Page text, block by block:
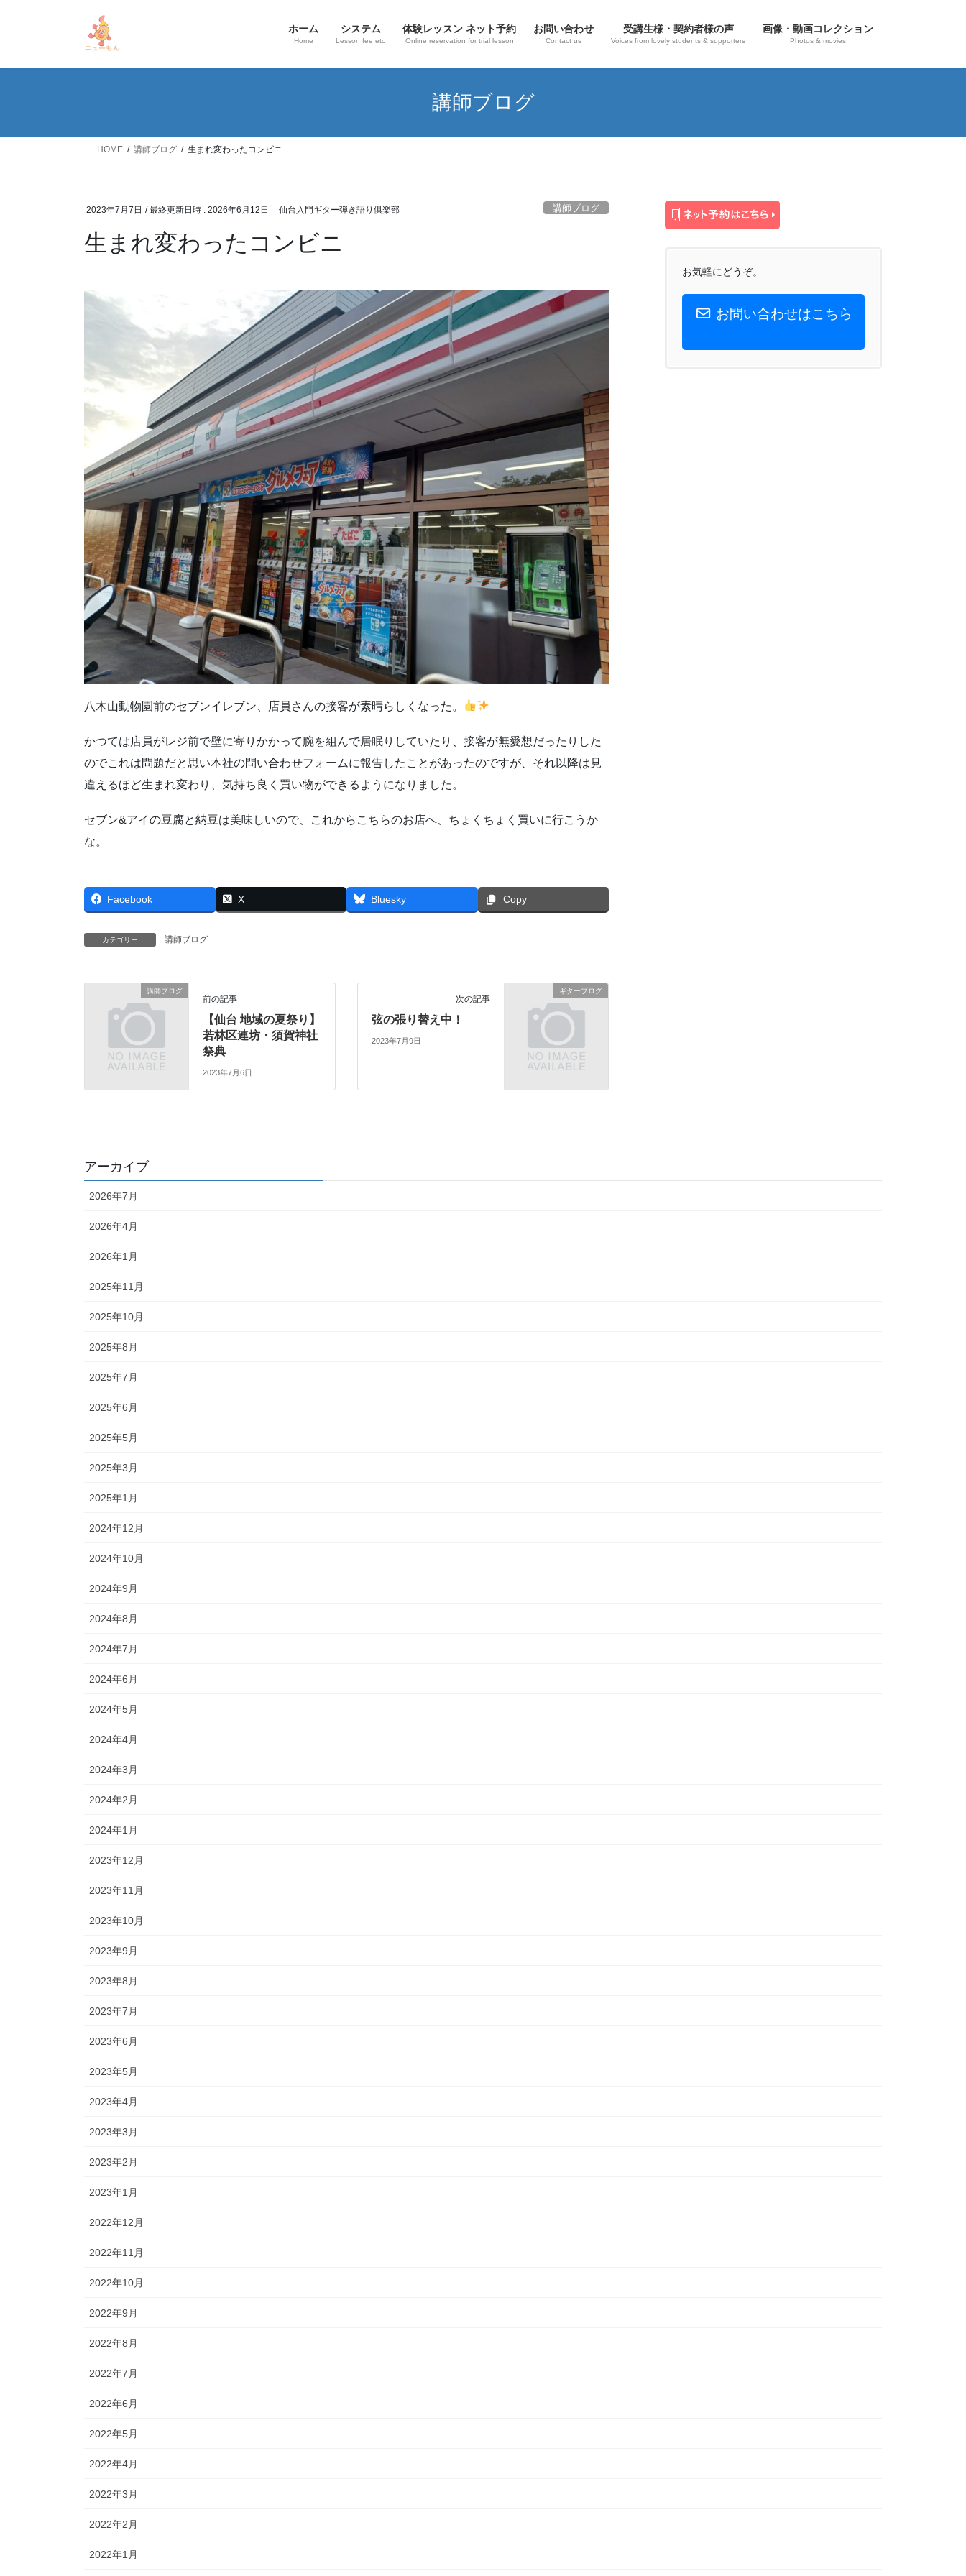
ホーム
Home
システム
Lesson fee etc
体験レッスン ネット予約
Online reservation for trial lesson
お問い合わせ
Contact us
受講生様・契約者様の声
Voices from lovely students & supporters
画像・動画コレクション
Photos & movies
講師ブログ
HOME 講師ブログ 生まれ変わったコンビニ
2023年7月7日 / 最終更新日時 : 2026年6月12日 仙台入門ギター弾き語り倶楽部 講師ブログ
生まれ変わったコンビニ
八木山動物園前のセブンイレブン、店員さんの接客が素晴らしくなった。
かつては店員がレジ前で壁に寄りかかって腕を組んで居眠りしていたり、接客が無愛想だったりした
のでこれは問題だと思い本社の問い合わせフォームに報告したことがあったのですが、それ以降は見
違えるほど生まれ変わり、気持ち良く買い物ができるようになりました。
セブン&アイの豆腐と納豆は美味しいので、これからこちらのお店へ、ちょくちょく買いに行こうか
な。
Facebook X Bluesky Copy
カテゴリー 講師ブログ
講師ブログ
前の記事
【仙台 地域の夏祭り】
若林区連坊・須賀神社
祭典
2023年7月6日
ギターブログ
次の記事
弦の張り替え中！
2023年7月9日
お気軽にどうぞ。
お問い合わせはこちら
アーカイブ
2026年7月
2026年4月
2026年1月
2025年11月
2025年10月
2025年8月
2025年7月
2025年6月
2025年5月
2025年3月
2025年1月
2024年12月
2024年10月
2024年9月
2024年8月
2024年7月
2024年6月
2024年5月
2024年4月
2024年3月
2024年2月
2024年1月
2023年12月
2023年11月
2023年10月
2023年9月
2023年8月
2023年7月
2023年6月
2023年5月
2023年4月
2023年3月
2023年2月
2023年1月
2022年12月
2022年11月
2022年10月
2022年9月
2022年8月
2022年7月
2022年6月
2022年5月
2022年4月
2022年3月
2022年2月
2022年1月